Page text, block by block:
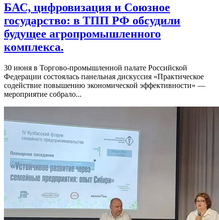
БАС, цифровизация и Союзное
государство: в ТПП РФ обсудили
будущее агропромышленного
комплекса.
30 июня в Торгово-промышленной палате Российской
Федерации состоялась панельная дискуссия «Практическое
содействие повышению экономической эффективности» —
мероприятие собрало...